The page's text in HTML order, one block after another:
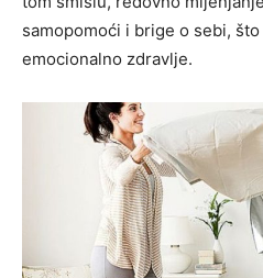
samopomoći i brige o sebi,
emocionalno zdravlje.